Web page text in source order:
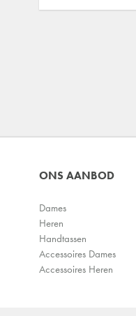
ONS AANBOD
Dames
Heren
Handtassen
Accessoires Dames
Accessoires Heren